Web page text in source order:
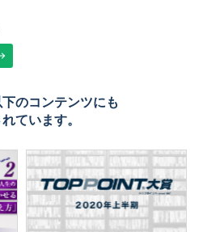
のコンテンツにも
ています。